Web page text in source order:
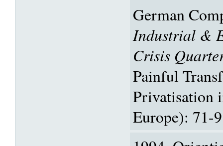
German
Industrial &
Crisis
Painful
Privatisation
Europe): 71-